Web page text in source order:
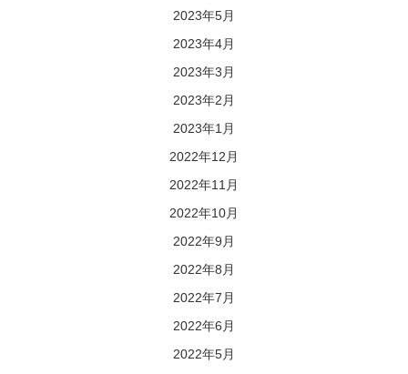
2023年5月
2023年4月
2023年3月
2023年2月
2023年1月
2022年12月
2022年11月
2022年10月
2022年9月
2022年8月
2022年7月
2022年6月
2022年5月